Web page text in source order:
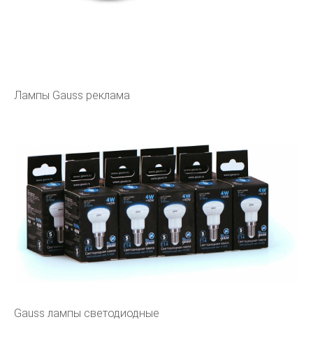
Лампы Gauss реклама
Gauss лампы светодиодные